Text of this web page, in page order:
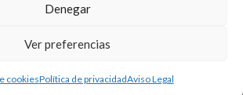
Denegar
Ver preferencias
cookiesPolítica de privacidadAviso Legal